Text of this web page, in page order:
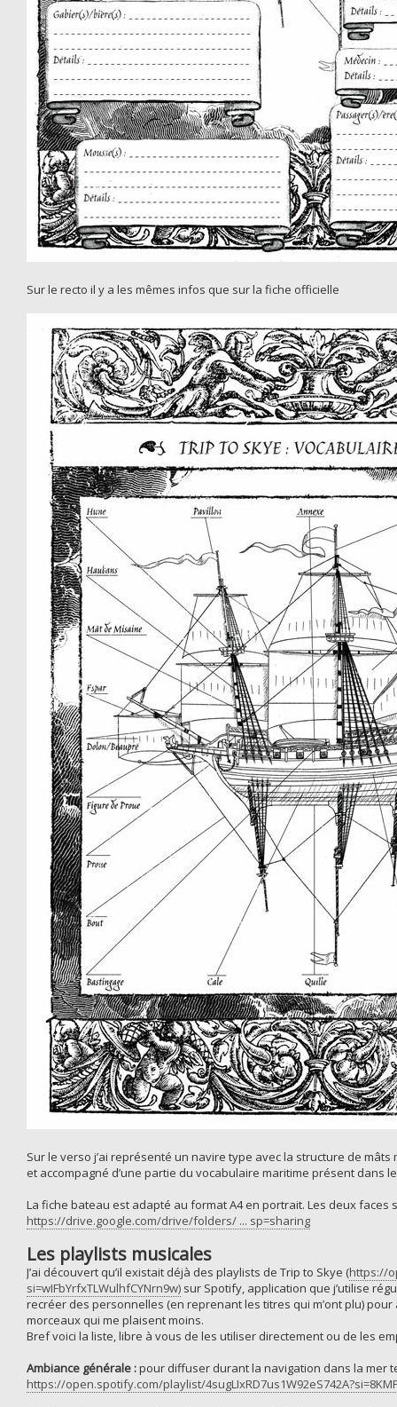
Sur le recto il y a les mêmes infos que sur la fiche officielle
Sur le verso j’ai représenté un navire type avec la structure de
et accompagné d’une partie du vocabulaire maritime présent dans
La fiche bateau est adapté au format A4 en portrait. Les deux
https://drive.google.com/drive/folders/ ... sp=sharing
Les playlists musicales
J’ai découvert qu’il existait déjà des playlists de Trip to Skye (https://
si=wIFbYrfxTLWulhfCYNrn9w) sur Spotify, application que j’utilise
recréer des personnelles (en reprenant les titres qui m’ont plu)
morceaux qui me plaisent moins.
Bref voici la liste, libre à vous de les utiliser directement ou de les
Ambiance générale :pour diffuser durant la navigation dans la mer
https://open.spotify.com/playlist/